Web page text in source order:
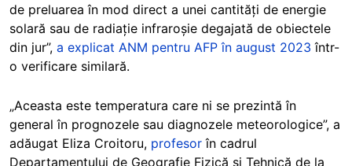
de preluarea în mod direct a unei cantități de energie
solară sau de radiație infraroșie degajată de obiectele
din jur”, a explicat ANM pentru AFP în august 2023într-
o verificare similară.
„Aceasta este temperatura care ni se prezintă în
general în prognozele sau diagnozele meteorologice”, a
adăugat Eliza Croitoru, profesorîn cadrul
Departamentului de Geografie Fizică și Tehnică de la